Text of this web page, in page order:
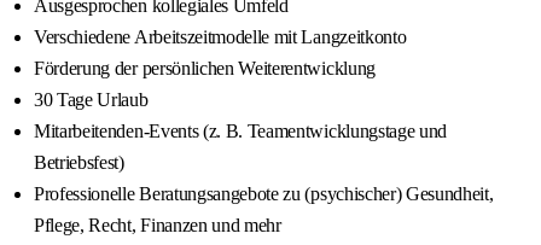
Ausgesprochen kollegiales Umfeld
Verschiedene Arbeitszeitmodelle mit Langzeitkonto
Förderung der persönlichen Weiterentwicklung
30 Tage Urlaub
Mitarbeitenden-Events (z. B. Teamentwicklungstage und
Betriebsfest)
Professionelle Beratungsangebote zu (psychischer) Gesundheit,
Pflege, Recht, Finanzen und mehr